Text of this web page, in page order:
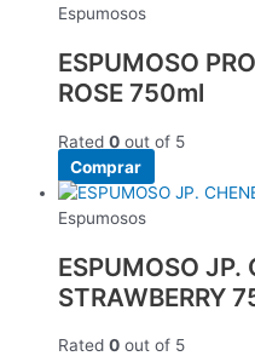
Espumosos
ESPUMOSO
ROSE 750ml
Rated 0 out of 5
Comprar
Espumosos
ESPUMOSO JP.
STRAWBERRY
Rated 0 out of 5